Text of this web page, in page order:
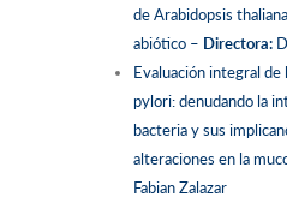
de Arabidopsis
abiótico – Directora:
Evaluación integral
pylori: denudando la
bacteria y sus
alteraciones en la
Fabian Zalazar